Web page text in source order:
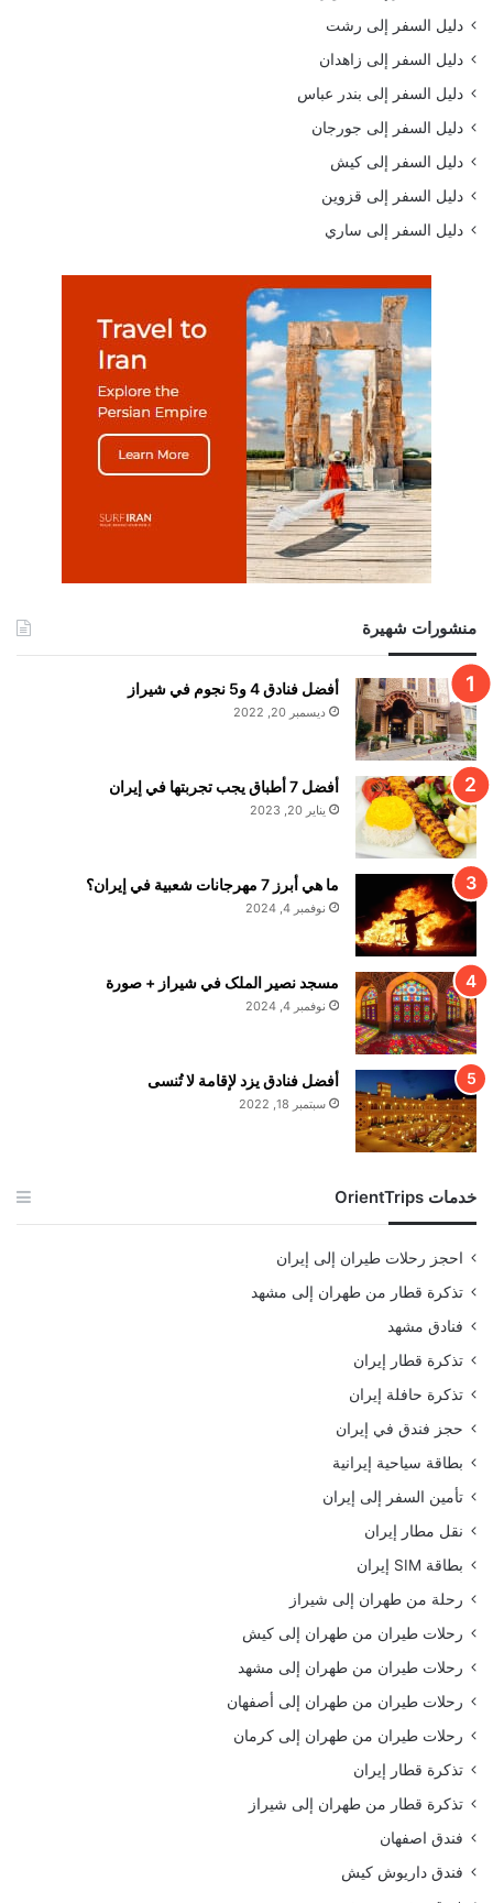
دليل السفر إلى رشت
دليل السفر إلى زاهدان
دليل السفر إلى بندر عباس
دليل السفر إلى جورجان
دليل السفر إلى كيش
دليل السفر إلى قزوين
دليل السفر إلى ساري
منشورات شهيرة
أفضل فنادق 4 و5 نجوم في شيراز
ديسمبر 20, 2022
أفضل 7 أطباق يجب تجربتها في إيران
يناير 20, 2023
ما هي أبرز 7 مهرجانات شعبية في إيران؟
نوفمبر 4, 2024
مسجد نصير الملک في شيراز + صورة
نوفمبر 4, 2024
أفضل فنادق يزد لإقامة لا تُنسى
سبتمبر 18, 2022
خدمات OrientTrips
احجز رحلات طيران إلى إيران
تذكرة قطار من طهران إلى مشهد
فنادق مشهد
تذكرة قطار إيران
تذكرة حافلة إيران
حجز فندق في إيران
بطاقة سياحية إيرانية
تأمين السفر إلى إيران
نقل مطار إيران
بطاقة SIM إيران
رحلة من طهران إلى شيراز
رحلات طيران من طهران إلى كيش
رحلات طيران من طهران إلى مشهد
رحلات طيران من طهران إلى أصفهان
رحلات طيران من طهران إلى كرمان
تذكرة قطار إيران
تذكرة قطار من طهران إلى شيراز
فندق اصفهان
فندق داريوش كيش